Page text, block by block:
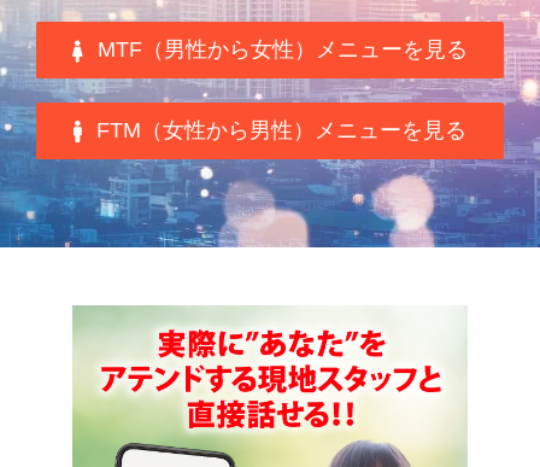
MTF（男性から女性）メニューを見る
FTM（女性から男性）メニューを見る